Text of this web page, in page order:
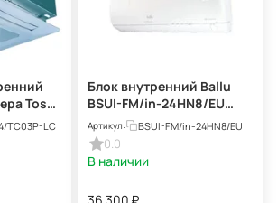
Tosot
LC)
TC03P-LC
Блок внутренний Ballu
BSUI-FM/in-24HN8/EU
инверторной мульти
сплит-системы
Артикул: BSUI-FM/in-24HN8/EU
0.0
В наличии